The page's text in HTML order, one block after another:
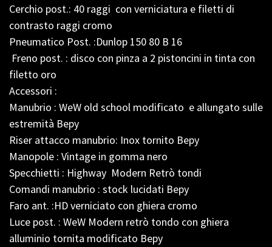
Cerchio post.: 40 raggi con verniciatura e filetti di
contrasto raggi cromo
Pneumatico Post. :Dunlop 150 80 B 16
Freno post. : disco con pinza a 2 pistoncini in tinta con
filetto oro
Accessori :
Manubrio : WeW old school modificato e allungato sulle
estremità Bepy
Riser attacco manubrio: Inox tornito Bepy
Manopole : Vintage in gomma nero
Specchietti : Highway Modern Retrò tondi
Comandi manubrio : stock lucidati Bepy
Faro ant. :HD verniciato con ghiera cromo
Luce post. : WeW Modern retrò tondo con ghiera
alluminio tornita modificato Bepy